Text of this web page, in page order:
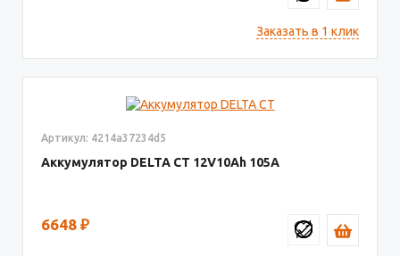
Заказать в 1 клик
Артикул: 4214a37234d5
Аккумулятор DELTA СТ 12V10 105
6648 ₽